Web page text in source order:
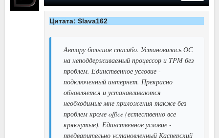
Цитата: Slava162
Автору большое спасибо. Установилась ОС
на неподдерживаемый процессор и TPM без
проблем. Единственное условие -
подключенный интернет. Прекрасно
обновляется и устанавливаются
необходимые мне приложения также без
проблем кроме office (естественно все
крякнутые). Единственное условие -
предварительно установленный Касперский